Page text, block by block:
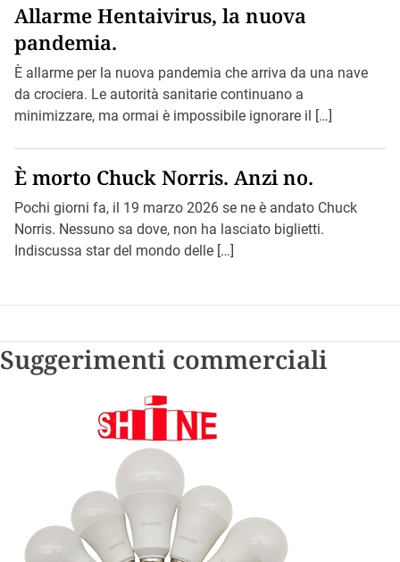
Allarme Hentaivirus, la nuova
pandemia.
È allarme per la nuova pandemia che arriva da una nave
da crociera. Le autorità sanitarie continuano a
minimizzare, ma ormai è impossibile ignorare il […]
È morto Chuck Norris. Anzi no.
Pochi giorni fa, il 19 marzo 2026 se ne è andato Chuck
Norris. Nessuno sa dove, non ha lasciato biglietti.
Indiscussa star del mondo delle […]
Suggerimenti commerciali